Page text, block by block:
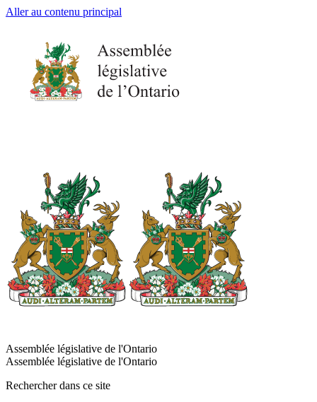
Aller au contenu principal
Assemblée législative de l'Ontario
Assemblée législative de l'Ontario
Rechercher dans ce site